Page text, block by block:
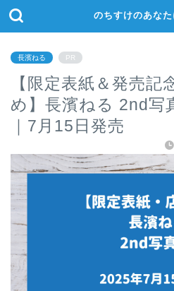
のちすけのあな
長濱ねる PR
【限定表紙＆発売記
め】長濱ねる 2nd写
｜7月15日発売